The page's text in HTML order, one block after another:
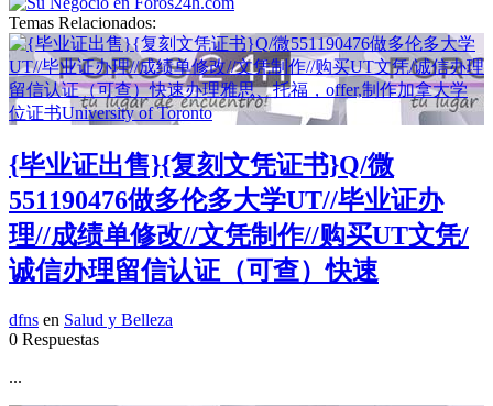
Temas Relacionados:
{毕业证出售}{复刻文凭证书}Q/微
551190476做多伦多大学UT//毕业证办
理//成绩单修改//文凭制作//购买UT文凭/
诚信办理留信认证（可查）快速
dfns en Salud y Belleza
0 Respuestas
...